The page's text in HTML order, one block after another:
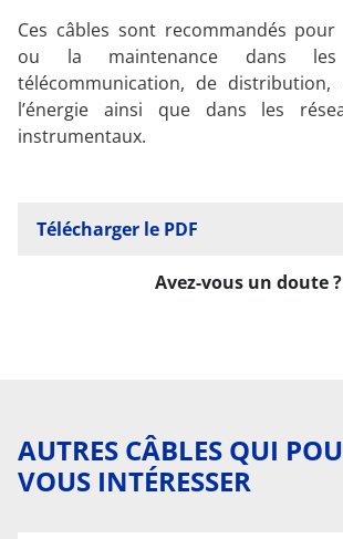
Ces câbles sont recommandés
ou la maintenance dans
télécommunication, de
l’énergie ainsi que dans les
instrumentaux.
Télécharger le PDF
Avez-vous un doute ?
AUTRES CÂBLES QUI
VOUS INTÉRESSER